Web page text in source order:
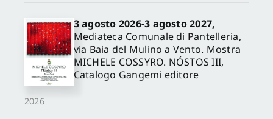
2026
3 agosto 2026-3 agosto 2027,
Mediateca Comunale di Pantelleria,
via Baia del Mulino a Vento. Mostra
MICHELE COSSYRO. NÓSTOS III,
Catalogo Gangemi editore